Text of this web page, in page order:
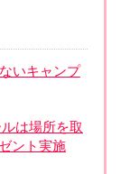
いキャンプ
は場所を取
ント実施